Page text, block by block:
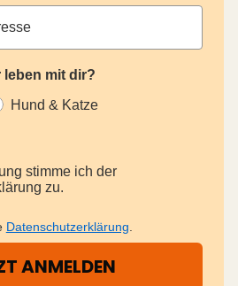
leben mit dir?
Hund & Katze
stimme ich der
zu.
Datenschutzerklärung.
ANMELDEN